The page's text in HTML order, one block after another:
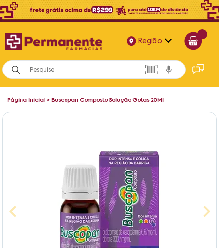
Região
Alagoas
Bahia
Página Inicial > Buscopan Composto Solução Gotas 20Ml